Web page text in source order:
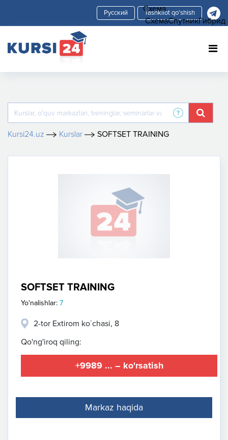
Tashkilot qo'shish
Kursi24.uz Kurslar SOFTSET TRAINING
SOFTSET TRAINING
Yo'nalishlar: 7
2-tor Extirom ko`chasi, 8
Qo'ng'iroq qiling:
+9989 ... – ko'rsatish
Markaz haqida
Схема
СхемаСпутникГибрид